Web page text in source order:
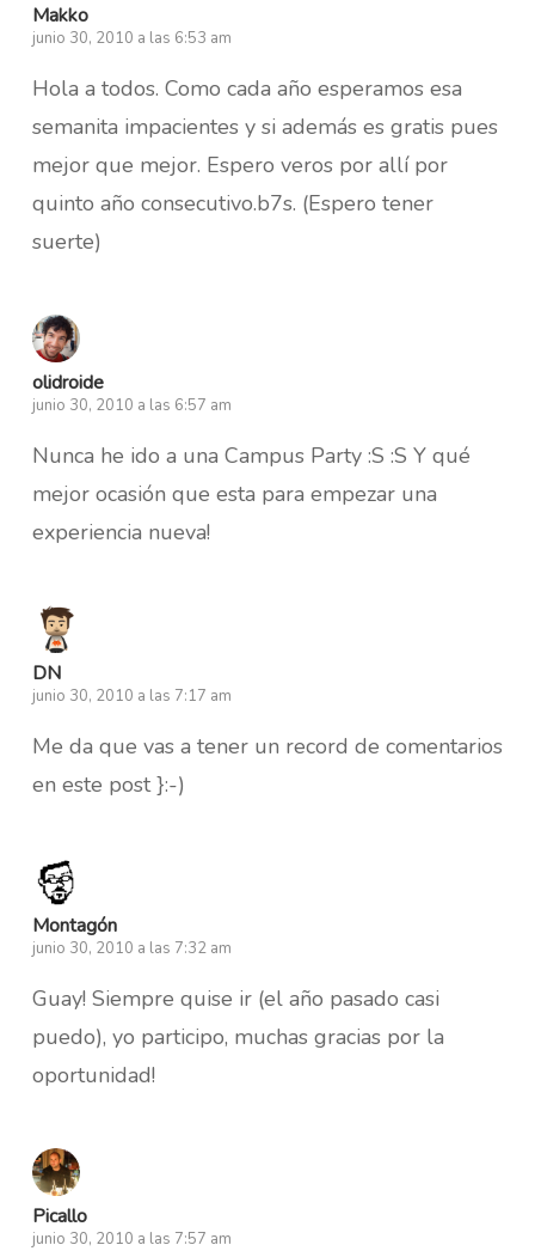
Makko
junio 30, 2010 a las 6:53 am
Hola a todos. Como cada año esperamos esa
semanita impacientes y si además es gratis pues
mejor que mejor. Espero veros por allí por
quinto año consecutivo.b7s. (Espero tener
suerte)
olidroide
junio 30, 2010 a las 6:57 am
Nunca he ido a una Campus Party :S :S Y qué
mejor ocasión que esta para empezar una
experiencia nueva!
DN
junio 30, 2010 a las 7:17 am
Me da que vas a tener un record de comentarios
en este post }:-)
Montagón
junio 30, 2010 a las 7:32 am
Guay! Siempre quise ir (el año pasado casi
puedo), yo participo, muchas gracias por la
oportunidad!
Picallo
junio 30, 2010 a las 7:57 am